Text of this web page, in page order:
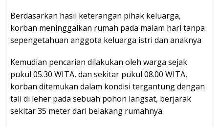
Berdasarkan hasil keterangan pihak keluarga,
korban meninggalkan rumah pada malam hari tanpa
sepengetahuan anggota keluarga istri dan anaknya
Kemudian pencarian dilakukan oleh warga sejak
pukul 05.30 WITA, dan sekitar pukul 08.00 WITA,
korban ditemukan dalam kondisi tergantung dengan
tali di leher pada sebuah pohon langsat, berjarak
sekitar 35 meter dari belakang rumahnya.